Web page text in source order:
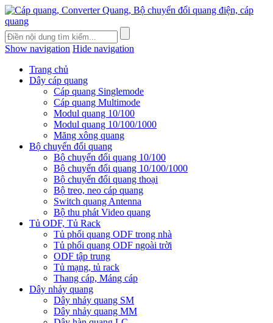
Show navigation Hide navigation
Trang chủ
Dây cáp quang
Cáp quang Singlemode
Cáp quang Multimode
Modul quang 10/100
Modul quang 10/100/1000
Măng xông quang
Bộ chuyển đổi quang
Bộ chuyển đổi quang 10/100
Bộ chuyển đổi quang 10/100/1000
Bộ chuyển đổi quang thoại
Bộ treo, neo cáp quang
Switch quang Antenna
Bộ thu phát Video quang
Tủ ODF, Tủ Rack
Tủ phối quang ODF trong nhà
Tủ phối quang ODF ngoài trời
ODF tập trung
Tủ mạng, tủ rack
Thang cáp, Máng cáp
Dây nhảy quang
Dây nhảy quang SM
Dây nhảy quang MM